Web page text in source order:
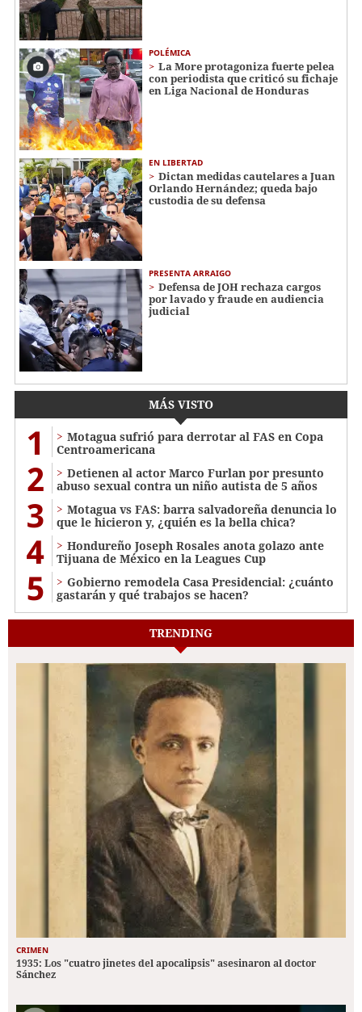
POLÉMICA
La More protagoniza fuerte pelea
con periodista que criticó su fichaje
en Liga Nacional de Honduras
EN LIBERTAD
Dictan medidas cautelares a Juan
Orlando Hernández; queda bajo
custodia de su defensa
PRESENTA ARRAIGO
Defensa de JOH rechaza cargos
por lavado y fraude en audiencia
judicial
MÁS VISTO
1
Motagua sufrió para derrotar al FAS en Copa
Centroamericana
2
Detienen al actor Marco Furlan por presunto
abuso sexual contra un niño autista de 5 años
3
Motagua vs FAS: barra salvadoreña denuncia lo
que le hicieron y, ¿quién es la bella chica?
4
Hondureño Joseph Rosales anota golazo ante
Tijuana de México en la Leagues Cup
5
Gobierno remodela Casa Presidencial: ¿cuánto
gastarán y qué trabajos se hacen?
TRENDING
CRIMEN
1935: Los "cuatro jinetes del apocalipsis" asesinaron al doctor
Sánchez